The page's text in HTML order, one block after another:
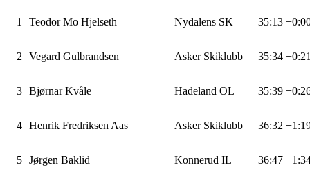
1 Teodor Mo Hjelseth Nydalens SK 35:13
2 Vegard Gulbrandsen Asker Skiklubb 35:34
3 Bjørnar Kvåle Hadeland OL 35:39
4 Henrik Fredriksen Aas Asker Skiklubb 36:32
5 Jørgen Baklid Konnerud IL 36:47